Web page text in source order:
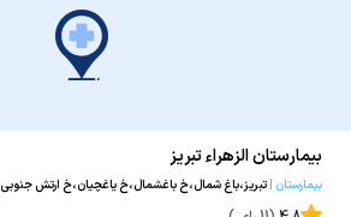
بیمارستان الزهراء تبریز
بیمارستان |تبریز،باغ شمال،خ باغشمال،خ یاغچیان،خ ارتش جنوبی